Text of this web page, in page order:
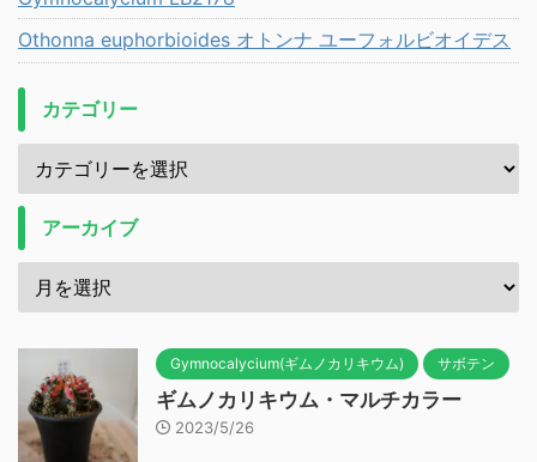
Othonna euphorbioides オトンナ ユーフォルビオイデス
カテゴリー
アーカイブ
Gymnocalycium(ギムノカリキウム) サボテン
ギムノカリキウム・マルチカラー
2023/5/26